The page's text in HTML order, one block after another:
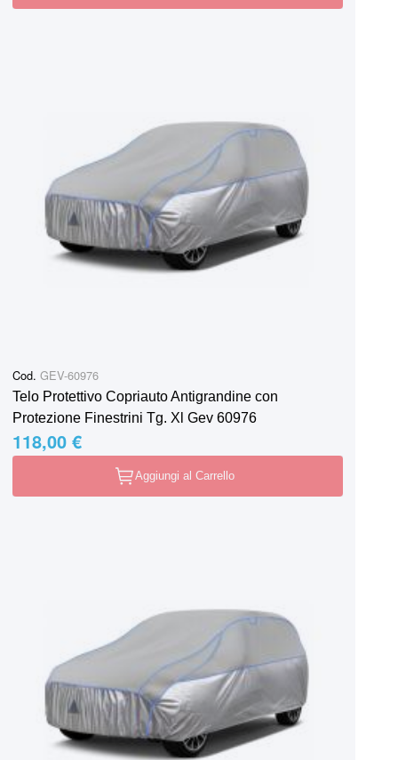
Cod. GEV-60976
Telo Protettivo Copriauto Antigrandine con
Protezione Finestrini Tg. Xl Gev 60976
118,00 €
Aggiungi al Carrello